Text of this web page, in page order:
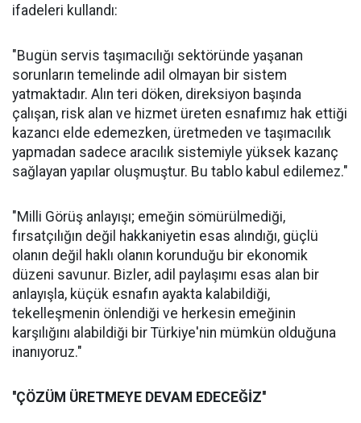
ifadeleri kullandı:
"Bugün servis taşımacılığı sektöründe yaşanan
sorunların temelinde adil olmayan bir sistem
yatmaktadır. Alın teri döken, direksiyon başında
çalışan, risk alan ve hizmet üreten esnafımız hak ettiği
kazancı elde edemezken, üretmeden ve taşımacılık
yapmadan sadece aracılık sistemiyle yüksek kazanç
sağlayan yapılar oluşmuştur. Bu tablo kabul edilemez."
"Milli Görüş anlayışı; emeğin sömürülmediği,
fırsatçılığın değil hakkaniyetin esas alındığı, güçlü
olanın değil haklı olanın korunduğu bir ekonomik
düzeni savunur. Bizler, adil paylaşımı esas alan bir
anlayışla, küçük esnafın ayakta kalabildiği,
tekelleşmenin önlendiği ve herkesin emeğinin
karşılığını alabildiği bir Türkiye'nin mümkün olduğuna
inanıyoruz."
''ÇÖZÜM ÜRETMEYE DEVAM EDECEĞİZ''